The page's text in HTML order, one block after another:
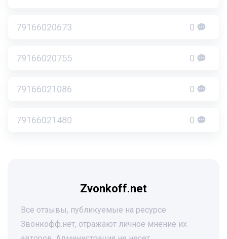
79166020673 0
79166020755 0
79166021086 0
79166021480 0
Zvonkoff.net
Все отзывы, публикуемые на ресурсе
Звонкофф.нет, отражают личное мнение их